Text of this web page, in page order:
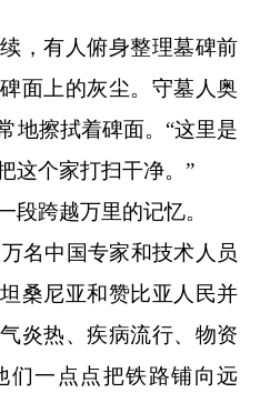
有人俯身整理墓碑前
面上的灰尘。守墓人奥
地擦拭着碑面。“这里是
这个家打扫干净。”
跨越万里的记忆。
中国专家和技术人员
桑尼亚和赞比亚人民并
炎热、疾病流行、物资
们一点点把铁路铺向远